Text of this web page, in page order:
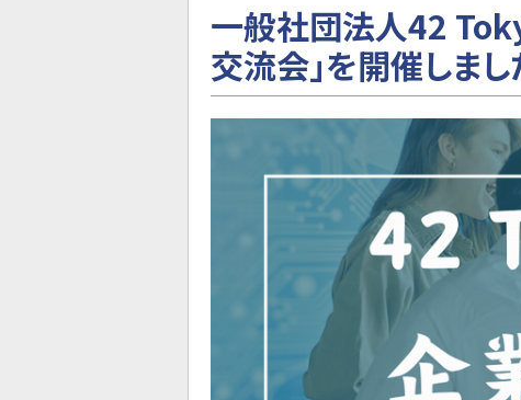
一般社団法人42
交流会」を開催しまし